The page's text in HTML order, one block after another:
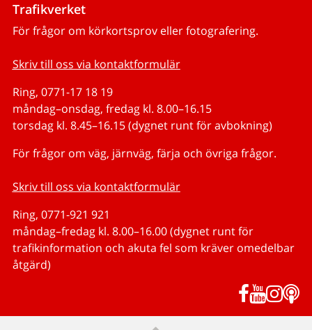
Trafikverket
För frågor om körkortsprov eller fotografering.
Skriv till oss via kontaktformulär
Ring, 0771-17 18 19
måndag–onsdag, fredag kl. 8.00–16.15
torsdag kl. 8.45–16.15 (dygnet runt för avbokning)
För frågor om väg, järnväg, färja och övriga frågor.
Skriv till oss via kontaktformulär
Ring, 0771-921 921
måndag–fredag kl. 8.00–16.00 (dygnet runt för
trafikinformation och akuta fel som kräver omedelbar
åtgärd)
Facebook
YouTube